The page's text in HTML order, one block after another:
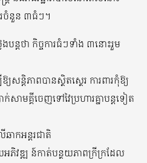
រចំនួន ៣ធំៗ។
ងបន្តថា កិច្ចការធំៗទាំង ៣នោះរួម
សន្តិភាពបានស្ថិតស្ថេរ ការពារកុំឱ្យ
សាមគ្គីចេញទៅវៃប្រហារគ្នាបន្តទៀត
កអន្តរជាតិ
វឌ្ឍ ន៍កាត់បន្ថយភាពក្រីក្រដែល